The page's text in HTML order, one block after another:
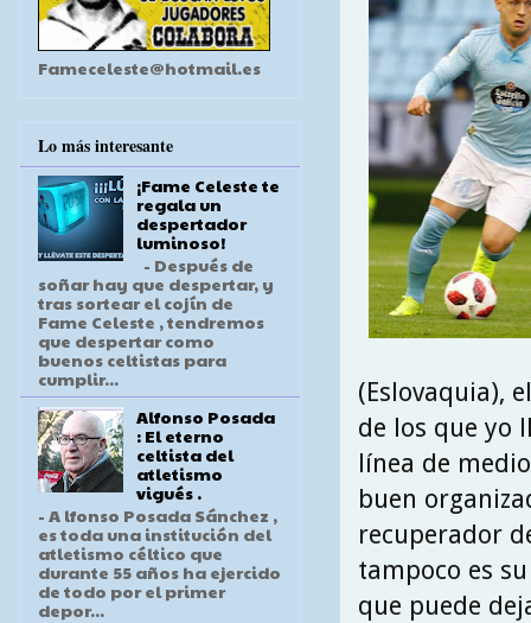
(Eslovaquia),
de los que yo
línea de
buen
recuperador
tampoco es
que puede
Fameceleste@hotmail.es
Lo más interesante
¡Fame Celeste te
regala un
despertador
luminoso!
- Después de
soñar hay que despertar, y
tras sortear el cojín de
Fame Celeste , tendremos
que despertar como
buenos celtistas para
cumplir...
Alfonso Posada
: El eterno
celtista del
atletismo
vigués .
- A lfonso Posada Sánchez ,
es toda una institución del
atletismo céltico que
durante 55 años ha ejercido
de todo por el primer
depor...